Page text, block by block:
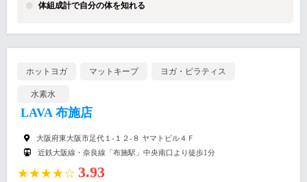
体組成計で自分の体を知れる
ホットヨガ マットキープ ヨガ・ピラティス
水素水
LAVA 布施店
大阪府東大阪市足代１-１２-８ ヤマトビル４Ｆ
近鉄大阪線・奈良線「布施駅」中央南口より徒歩1分
★★★★☆ 3.93